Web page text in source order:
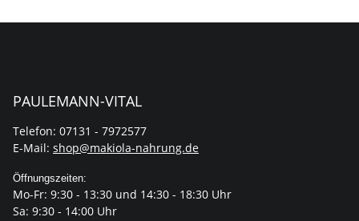
PAULEMANN-VITAL
Telefon: 07131 - 7972577
E-Mail: shop@makiola-nahrung.de
Öffnungszeiten:
Mo-Fr: 9:30 - 13:30 und 14:30 - 18:30 Uhr
Sa: 9:30 - 14:00 Uhr